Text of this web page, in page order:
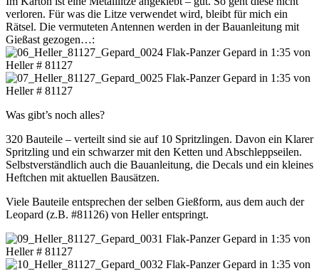
verloren. Für was die Litze verwendet wird, bleibt für mich ein
Rätsel. Die vermuteten Antennen werden in der Bauanleitung mit
Gießast gezogen…:
Was gibt’s noch alles?
320 Bauteile – verteilt sind sie auf 10 Spritzlingen. Davon ein Klarer
Spritzling und ein schwarzer mit den Ketten und Abschleppseilen.
Selbstverständlich auch die Bauanleitung, die Decals und ein kleines
Heftchen mit aktuellen Bausätzen.
Viele Bauteile entsprechen der selben Gießform, aus dem auch der
Leopard (z.B. #81126) von Heller entspringt.